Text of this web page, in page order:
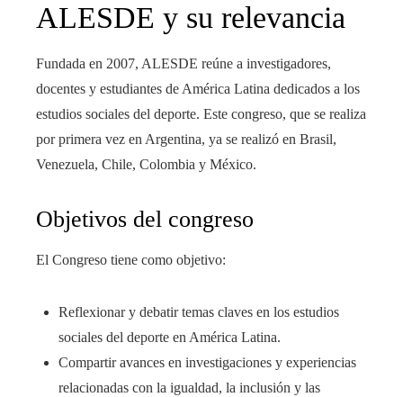
ALESDE y su relevancia
Fundada en 2007, ALESDE reúne a investigadores,
docentes y estudiantes de América Latina dedicados a los
estudios sociales del deporte. Este congreso, que se realiza
por primera vez en Argentina, ya se realizó en Brasil,
Venezuela, Chile, Colombia y México.
Objetivos del congreso
El Congreso tiene como objetivo:
Reflexionar y debatir temas claves en los estudios
sociales del deporte en América Latina.
Compartir avances en investigaciones y experiencias
relacionadas con la igualdad, la inclusión y las